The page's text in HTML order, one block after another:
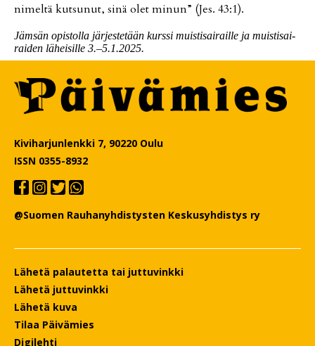
ni­mel­tä kut­su­nut, sinä olet mi­nun” (Jes. 43:1).
Jäm­sän opis­tol­la jär­jes­te­tään kurs­si muis­ti­sai­rail­le ja muis­ti­sai­
rai­den lä­hei­sil­le 3.–5.1.2025.
Kiviharjunlenkki 7, 90220 Oulu
ISSN 0355-8932
@Suomen Rauhanyhdistysten Keskusyhdistys ry
Lähetä palautetta tai juttuvinkki
Lähetä juttuvinkki
Lähetä kuva
Tilaa Päivämies
Digilehti